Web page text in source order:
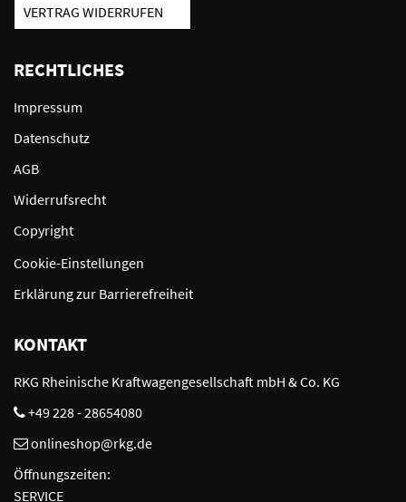
VERTRAG WIDERRUFEN
RECHTLICHES
Impressum
Datenschutz
AGB
Widerrufsrecht
Copyright
Cookie-Einstellungen
Erklärung zur Barrierefreiheit
KONTAKT
RKG Rheinische Kraftwagengesellschaft mbH & Co. KG
+49 228 - 28654080
onlineshop@rkg.de
Öffnungszeiten:
SERVICE